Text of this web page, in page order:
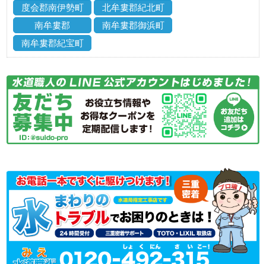
度会郡南伊勢町
北牟婁郡紀北町
南牟婁郡
南牟婁郡御浜町
南牟婁郡紀宝町